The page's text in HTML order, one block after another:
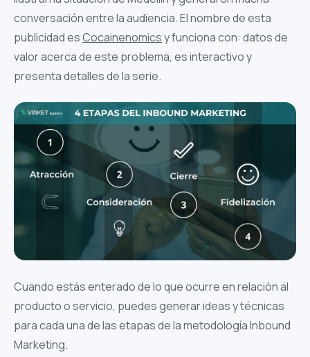
conversación entre la audiencia. El nombre de esta
publicidad esCocainenomicsy funciona con: datos de
valor acerca de este problema, es interactivo y
presenta detalles de la serie.
Cuando estás enterado de lo que ocurre en relación al
producto o servicio, puedes generar ideas y técnicas
para cada una de las etapas de la metodología Inbound
Marketing.